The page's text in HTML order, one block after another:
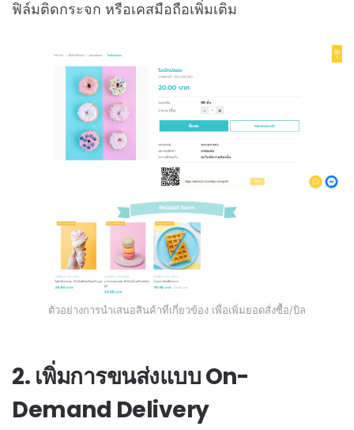
ฟิล์มติดกระจก หรือเคสมือถือเพิ่มเติม
ตัวอย่างการนำเสนอสินค้าที่เกี่ยวข้อง เพื่อเพิ่มยอดสั่งซื้อ/บิล
2. เพิ่มการขนส่งแบบ On-
Demand Delivery